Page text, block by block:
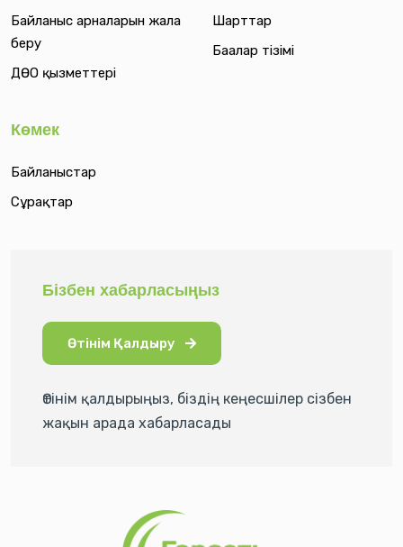
Байланыс арналарын жалға
беру
ДӨО қызметтері
Шарттар
Бағалар тізімі
Көмек
Байланыстар
Сұрақтар
Бізбен хабарласыңыз
Өтінім Қалдыру
Өтінім қалдырыңыз, біздің кеңесшілер сізбен
жақын арада хабарласады